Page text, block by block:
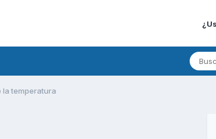
la temperatura